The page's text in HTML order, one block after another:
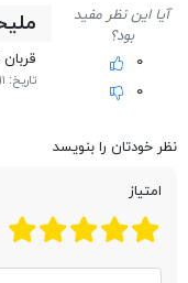
آیا این نظر مفید
بود؟
۰
۰
تاریخ: ۱۱ اسفند ۱۴۰۰ | ۱۳:۵۳
نظر خودتان را بنویسد
امتیاز